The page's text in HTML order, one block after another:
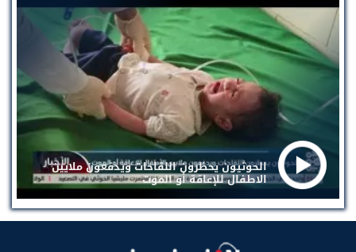
الحوثيون يحظرون اللقاحات ويدفعون ملايين
الاطفال للإعاقة أو الموت